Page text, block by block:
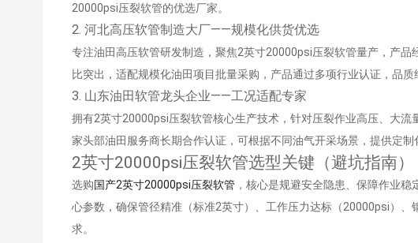
20000psi压裂软管的优选厂家。
2. 河北高压软管制造大厂——规模化供货优选
专注油田高压软管研发制造，聚焦2英寸20000psi压裂软管量产，产
比突出，适配规模化油田项目批量采购，产品通过多项行业认证，品质
3. 山东油田软管龙头企业——工况适配专家
拥有2英寸20000psi压裂软管核心生产技术，针对压裂作业高压、大
家头部油田服务商长期合作认证，可根据不同油气开采场景，提供定制
2英寸20000psi压裂软管选型关键（避坑指南）
选购国产2英寸20000psi压裂软管 ，核心是规避安全隐患、保障作业
心参数，确保管径精准（标准2英寸）、工作压力达标（20000psi）
求。